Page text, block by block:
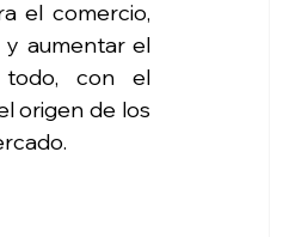
el comercio,
aumentar el
todo, con el
origen de los